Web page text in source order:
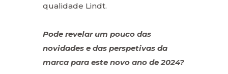
qualidade Lindt.
Pode revelar um pouco das
novidades e das perspetivas da
marca para este novo ano de 2024?